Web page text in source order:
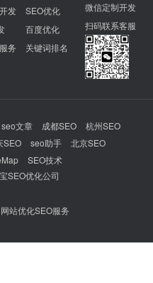
发
务
SEO优化
百度优化
关键词排名
微信定制开发
扫码联系客服
seo文章 成都SEO
杭州SEO
SEO seo助手
北京SEO
SEO技术
SEO优化公司
站优化SEO服务